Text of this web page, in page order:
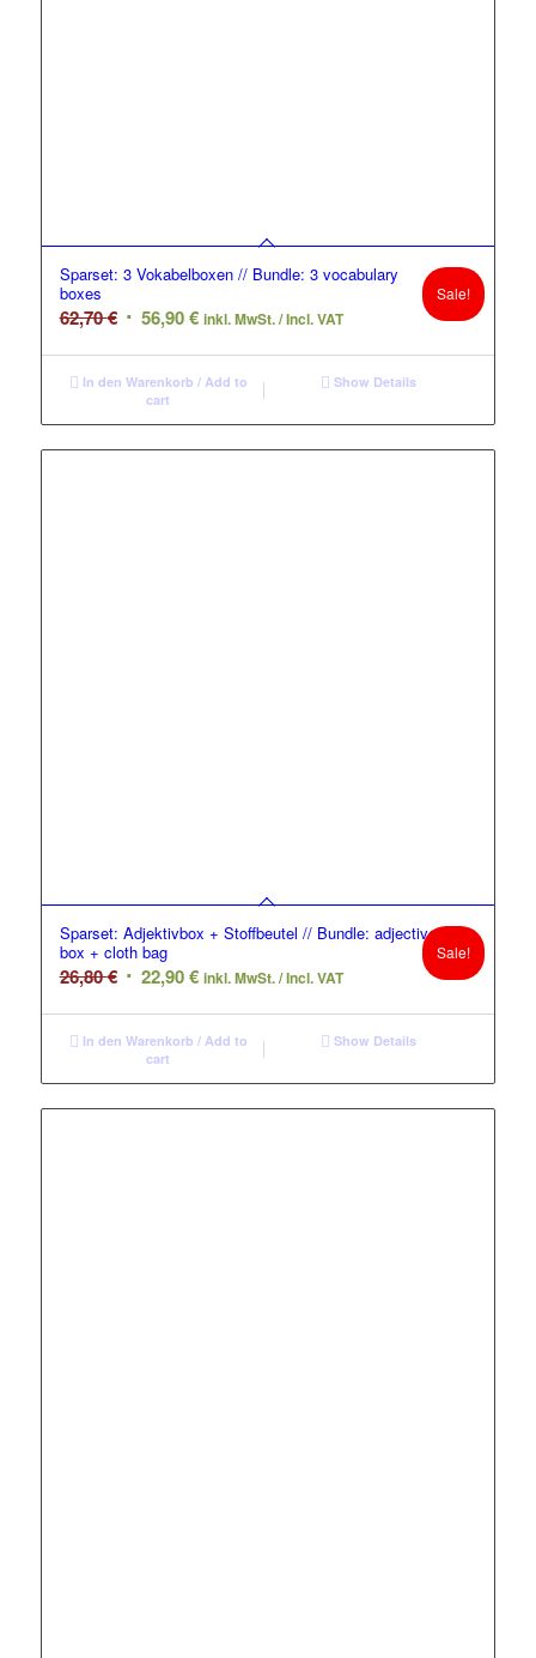
Sparset: 3 Vokabelboxen // Bundle: 3 vocabulary
boxes
62,70€ Original
was:
62,70 €.
56,90€Current
is:
inkl. MwSt. / Incl. VAT
Sale!
In den Warenkorb / Add to
cart
Show Details
Sparset: Adjektivbox + Stoffbeutel // Bundle: adjective
box + cloth bag
26,80€ Original
was:
26,80 €.
22,90€Current
is:
inkl. MwSt. / Incl. VAT
Sale!
In den Warenkorb / Add to
cart
Show Details